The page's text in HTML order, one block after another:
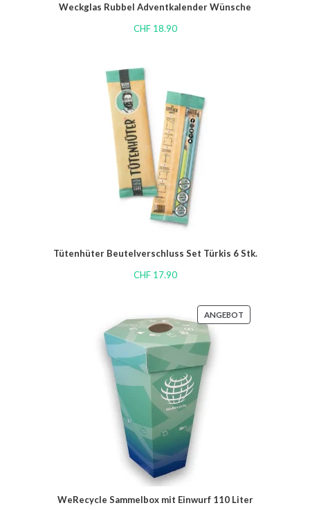
Weckglas Rubbel Adventkalender Wünsche
CHF18.90
Tütenhüter Beutelverschluss Set Türkis 6 Stk.
CHF17.90
ANGEBOT
WeRecycle Sammelbox mit Einwurf 110 Liter